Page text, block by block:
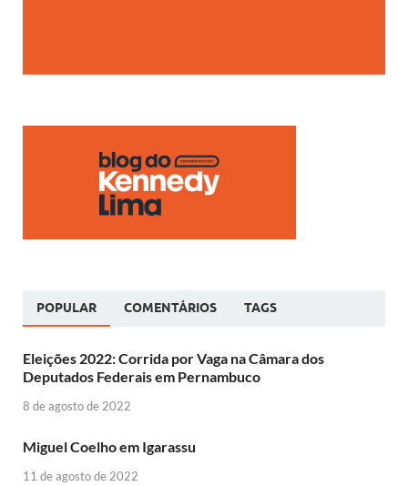
POPULAR COMENTÁRIOS TAGS
Eleições 2022: Corrida por Vaga na Câmara dos
Deputados Federais em Pernambuco
8 de agosto de 2022
Miguel Coelho em Igarassu
11 de agosto de 2022